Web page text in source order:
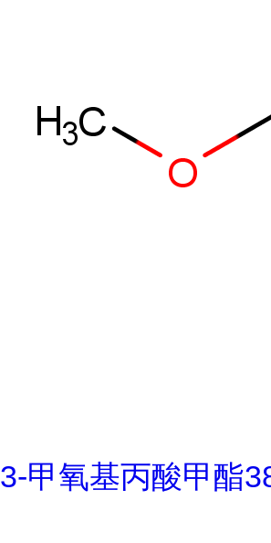
3-甲氧基丙酸甲酯